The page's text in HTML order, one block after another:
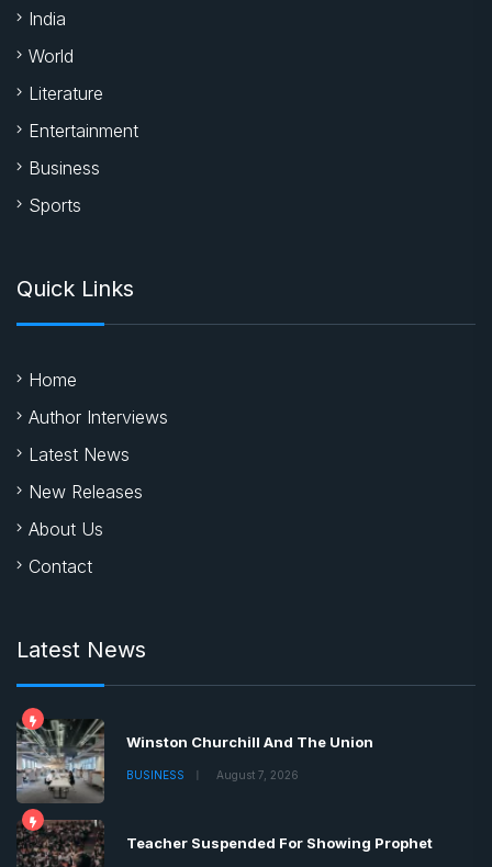
India
World
Literature
Entertainment
Business
Sports
Quick Links
Home
Author Interviews
Latest News
New Releases
About Us
Contact
Latest News
Winston Churchill And The Union
BUSINESS August 7, 2026
Teacher Suspended For Showing Prophet